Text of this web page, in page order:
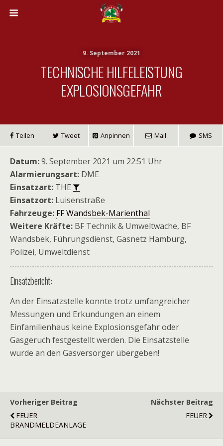
9. September 2021
TECHNISCHE HILFELEISTUNG
EXPLOSIONSGEFAHR
Teilen Tweet Anpinnen Mail SMS
Datum:9. September 2021 um 22:51 Uhr
Alarmierungsart: DME
Einsatzart: THE
Einsatzort: Luisenstraße
Fahrzeuge: FF Wandsbek-Marienthal
Weitere Kräfte: BF Technik & Umweltwache, BF
Wandsbek, Führungsdienst, Gasnetz Hamburg,
Polizei, Umweltdienst
Einsatzbericht:
An der Einsatzstelle konnte trotz umfangreicher
Messungen und Erkundungen an einem
Einfamilienhaus keine Explosionsgefahr oder
Gasgeruch festgestellt werden. Die Einsatzstelle
wurde an den Gasversorger übergeben!
Vorheriger Beitrag
FEUER
BRANDMELDEANLAGE
Nächster Beitrag
FEUER